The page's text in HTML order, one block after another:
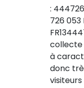
:
726 053
collecte
à
donc